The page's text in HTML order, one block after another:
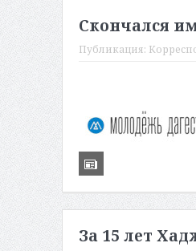
Скончался
Публикация:
За 15 лет